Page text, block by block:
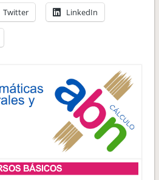
Twitter LinkedIn